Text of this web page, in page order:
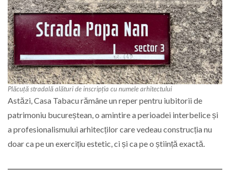
Plăcuță stradală alături de inscripția cu numele arhitectului
Astăzi, Casa Tabacu rămâne un reper pentru iubitorii de
patrimoniu bucureștean, o amintire a perioadei interbelice și
a profesionalismului arhitecților care vedeau construcția nu
doar ca pe un exercițiu estetic, ci și ca pe o știință exactă.